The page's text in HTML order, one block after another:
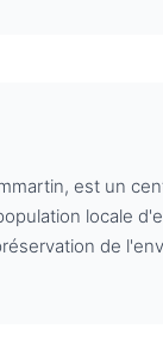
est un
locale
de